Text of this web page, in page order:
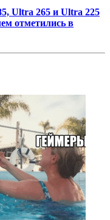
Ultra 265 и Ultra 225
отметились в